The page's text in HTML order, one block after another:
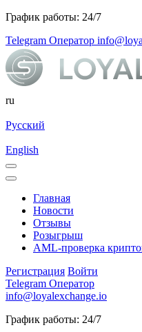
График работы: 24/7
Telegram Оператор
ru
Русский
English
Главная
Новости
Отзывы
Розыгрыш
AML-проверка
Регистрация Войти
Telegram Оператор
info@loyalexchange.io
График работы: 24/7